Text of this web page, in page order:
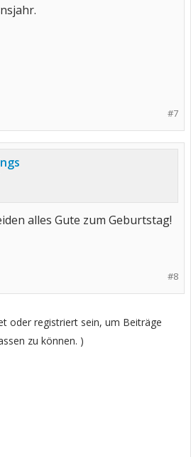
#7
alles Gute zum Geburtstag!
#8
oder registriert sein, um Beiträge
zu können. )